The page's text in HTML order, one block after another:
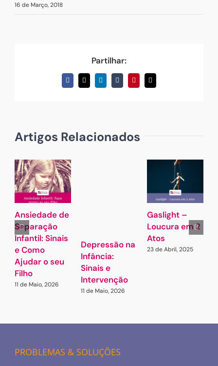
16 de Março, 2018
Partilhar:
Facebook
X LinkedInTumblrPinterestEmail
(necessário
Artigos Relacionados
Ansiedade de
Separação
Infantil: Sinais
e Como
Ajudar o seu
Filho
11 de Maio, 2026
Depressão na
Infância:
Sinais e
Intervenção
11 de Maio, 2026
Gaslight –
Loucura em 2
Atos
23 de Abril, 2025
PROBLEMAS & SOLUÇÕES